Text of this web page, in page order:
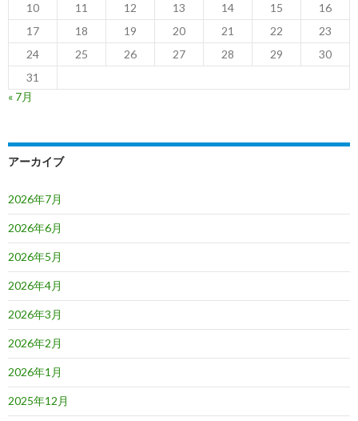
10 11 12 13 14 15
16
17
18 19 20 21 22
23
24
25 26 27 28 29
30
31
« 7月
アーカイブ
2026年7月
2026年6月
2026年5月
2026年4月
2026年3月
2026年2月
2026年1月
2025年12月